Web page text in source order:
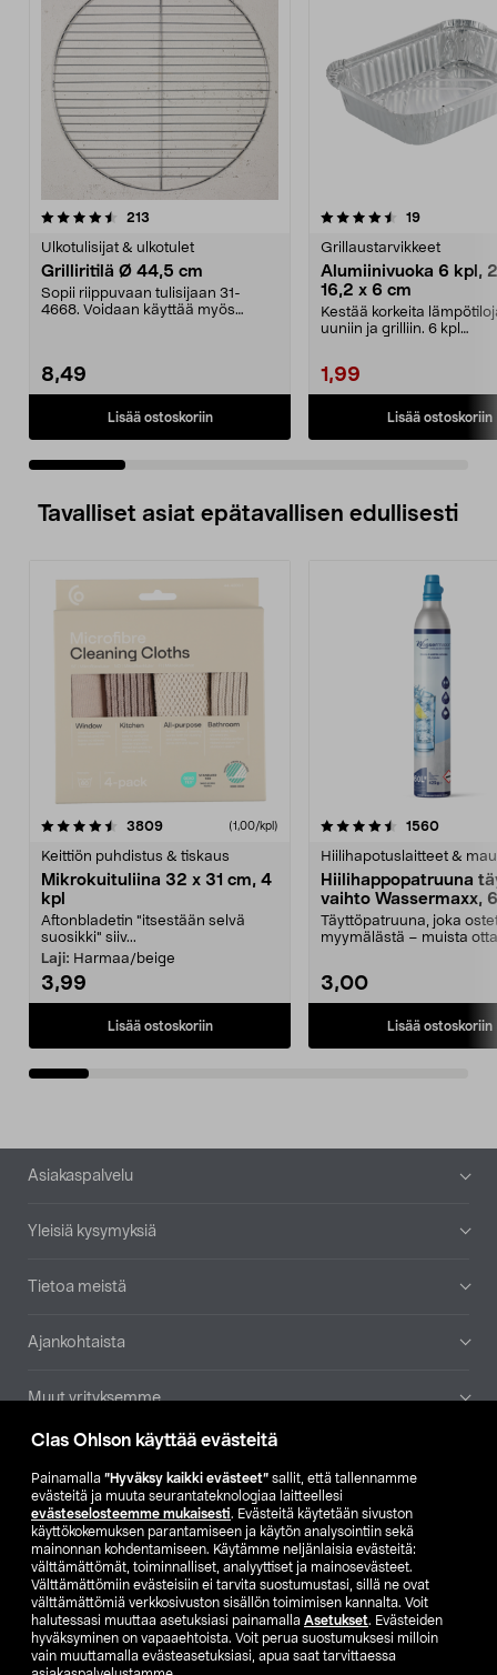
Clas Ohlson käyttää evästeitä
Painamalla ”Hyväksy kaikki evästeet” sallit, että tallennamme
evästeitä ja muuta seurantateknologiaa laitteellesi
evästeselosteemme mukaisesti. Evästeitä käytetään sivuston
käyttökokemuksen parantamiseen ja käytön analysointiin sekä
mainonnan kohdentamiseen. Käytämme neljänlaisia evästeitä:
välttämättömät, toiminnalliset, analyyttiset ja mainosevästeet.
Välttämättömiin evästeisiin ei tarvita suostumustasi, sillä ne ovat
välttämättömiä verkkosivuston sisällön toimimisen kannalta. Voit
halutessasi muuttaa asetuksiasi painamalla Asetukset. Evästeiden
hyväksyminen on vapaaehtoista. Voit perua suostumuksesi milloin
vain muuttamalla evästeasetuksiasi, apua saat tarvittaessa
213
Ulkotulisijat & ulkotulet
Grilliritilä Ø 44,5 cm
Sopii riippuvaan tulisijaan 31-
4668. Voidaan käyttää myös
8,49
Lisää ostoskoriin
4.5 viidestä
19arvostelut
Grillaustarvikkeet
Alumiinivuoka 6 kpl,
16,2 x 6 cm
Kestää korkeita
uuniin ja grilliin. 6 kpl
1,99
Lisää ostoskoriin
4.5 viidestä
Tavalliset asiat epätavallisen edullisesti
3809arvostelut (1,00/kpl)
Keittiön puhdistus & tiskaus
Mikrokuituliina 32 x 31 cm, 4
kpl
Aftonbladetin "itsestään selvä
suosikki" siiv...
Laji: Harmaa/beige
3,99
Lisää ostoskoriin
4.5viidestä
1560
Hiilihapotuslaitteet &
Hiilihappopatruuna
vaihto Wassermaxx,
Täyttöpatruuna, joka
myymälästä – muista
3,00
Lisää ostoskoriin
4.5viidestä
Alatunniste
Asiakaspalvelu
Yleisiä kysymyksiä
Tietoa meistä
Ajankohtaista
Muut yrityksemme
Etsi myymälä
SE NO FI
FI SV